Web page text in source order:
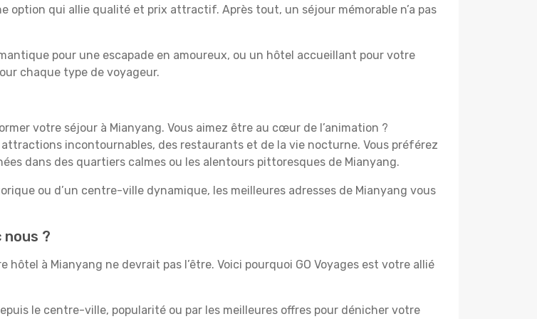
qui allie qualité et prix attractif. Après tout, un séjour mémorable n’a pas
pour une escapade en amoureux, ou un hôtel accueillant pour votre
chaque type de voyageur.
votre séjour à Mianyang. Vous aimez être au cœur de l’animation ?
incontournables, des restaurants et de la vie nocturne. Vous préférez
dans des quartiers calmes ou les alentours pittoresques de Mianyang.
ou d’un centre-ville dynamique, les meilleures adresses de Mianyang vous
?
à Mianyang ne devrait pas l’être. Voici pourquoi GO Voyages est votre allié
le centre-ville, popularité ou par les meilleures offres pour dénicher votre